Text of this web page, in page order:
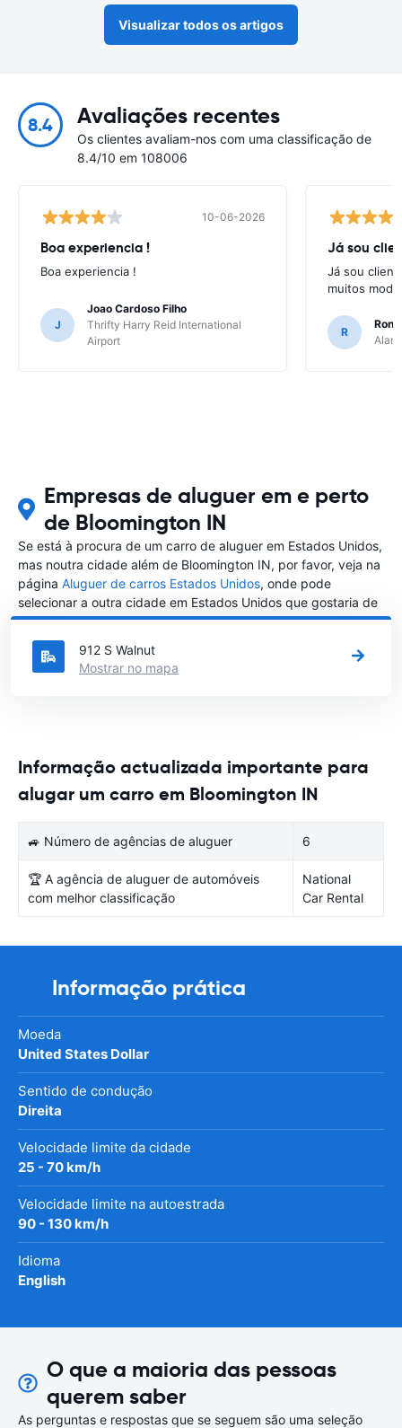
Visualizar todos os artigos
8.4 Avaliações recentes
Os clientes avaliam-nos com uma classificação de
8.4/10 em 108006
10-06-2026
Boa experiencia !
Boa experiencia !
J
Joao Cardoso Filho
Thrifty Harry Reid International
Airport
Já sou
Já sou
muitos
R
Empresas de aluguer em e perto
de Bloomington IN
Se está à procura de um carro de aluguer em Estados Unidos,
mas noutra cidade além de Bloomington IN, por favor, veja na
página Aluguer de carros Estados Unidos, onde pode
selecionar a outra cidade em Estados Unidos que gostaria de
alugar um carro
912 S Walnut
Mostrar no mapa
Informação actualizada importante para
alugar um carro em Bloomington IN
🚙 Número de agências de aluguer 6
🏆 A agência de aluguer de automóveis
com melhor classificação
National
Car Rental
Informação prática
Moeda
United States Dollar
Sentido de condução
Direita
Velocidade limite da cidade
25 - 70 km/h
Velocidade limite na autoestrada
90 - 130 km/h
Idioma
English
O que a maioria das pessoas
querem saber
As perguntas e respostas que se seguem são uma seleção